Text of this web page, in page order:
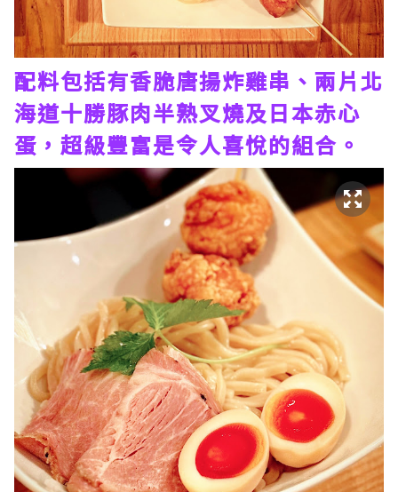
配料包括有香脆唐揚炸雞串、兩片北
海道十勝豚肉半熟叉燒及日本赤心
蛋，超級豐富是令人喜悅的組合。